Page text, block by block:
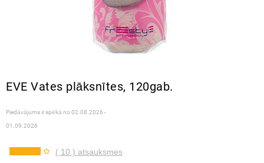
EVE Vates plāksnītes, 120gab.
Piedāvājums ir spēkā no 02.08.2026 -
01.09.2026
( 10 ) atsauksmes